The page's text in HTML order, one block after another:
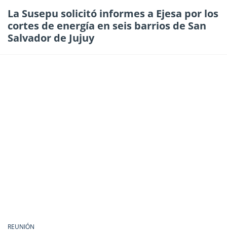
La Susepu solicitó informes a Ejesa por los
cortes de energía en seis barrios de San
Salvador de Jujuy
REUNIÓN